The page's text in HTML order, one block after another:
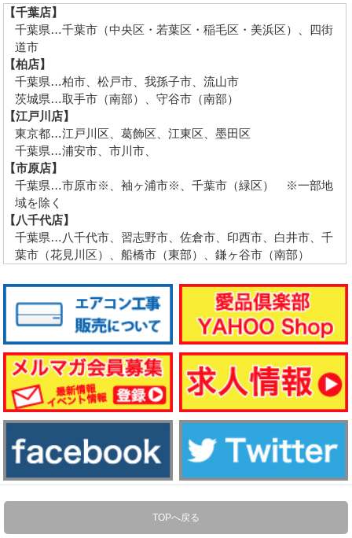
【千葉店】
千葉県…千葉市（中央区・若葉区・稲毛区・美浜区）、四街
道市
【柏店】
千葉県…柏市、松戸市、我孫子市、流山市
茨城県…取手市（南部）、守谷市（南部）
【江戸川店】
東京都…江戸川区、葛飾区、江東区、墨田区
千葉県…浦安市、市川市、
【市原店】
千葉県…市原市※、袖ヶ浦市※、千葉市（緑区） ※一部地
域を除く
【八千代店】
千葉県…八千代市、習志野市、佐倉市、印西市、白井市、千
葉市（花見川区）、船橋市（東部）、鎌ヶ谷市（南部）
TOPへ戻る